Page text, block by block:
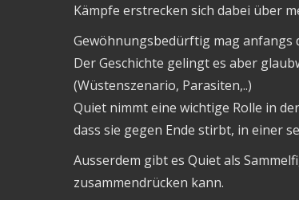
Kämpfe erstrecken sich dabei über
Gewöhnungsbedürftig mag anfangs
Der Geschichte gelingt es aber
(Wüstenszenario, Parasiten,..)
Quiet nimmt eine wichtige Rolle in
dass sie gegen Ende stirbt, in einer
Ausserdem gibt es Quiet als
zusammendrücken kann.